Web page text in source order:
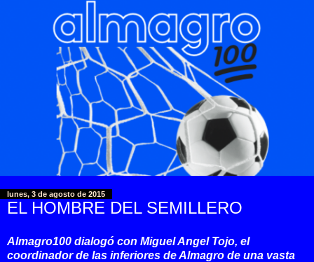
lunes, 3 de agosto de 2015
EL HOMBRE DEL SEMILLERO
Almagro100 dialogó con Miguel Angel Tojo, el
coordinador de las inferiores de Almagro de una vasta